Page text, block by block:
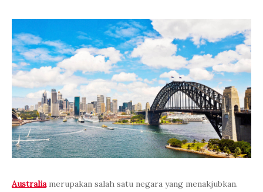
Australiamerupakan salah satu negara yang menakjubkan.